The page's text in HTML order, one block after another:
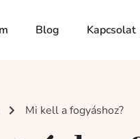
Blog Kapcsolat
Mi kell a fogyáshoz?